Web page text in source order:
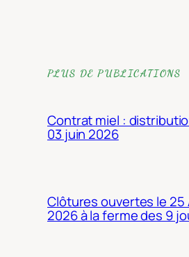
PLUS DE PUBLICATIONS
Contrat miel :
03 juin 2026
Clôtures ouvertes le 25
2026 à la ferme des 9